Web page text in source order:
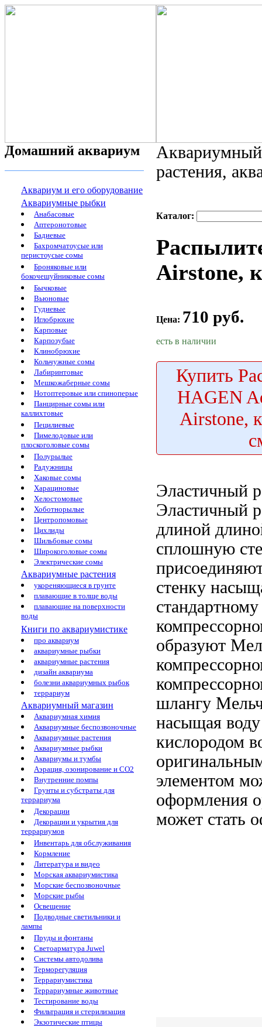
Домашний аквариум
Аквариум и его оборудование
Аквариумные рыбки
Анабасовые
Аптеронотовые
Бадиевые
Бахромчатоусые или
перистоусые сомы
Броняковые или
бокочешуйниковые сомы
Бычковые
Вьюновые
Гудиевые
Иглобрюхие
Карповые
Карпозубые
Клинобрюхие
Кольчужные сомы
Лабиринтовые
Мешкожаберные сомы
Нотоптеровые или спиноперые
Панцирные сомы или
каллихтовые
Пецилиевые
Пимелодовые или
плоскоголовые сомы
Полурылые
Радужницы
Хаковые сомы
Харациновые
Хелостомовые
Хоботнорылые
Центропомовые
Цихлиды
Шильбовые сомы
Широкоголовые сомы
Электрические сомы
Аквариумные растения
укореняющиеся в грунте
плавающие в толще воды
плавающие на поверхности
воды
Книги по аквариумистике
про аквариум
аквариумные рыбки
аквариумные растения
дизайн аквариума
болезни аквариумных рыбок
террариум
Аквариумный магазин
Аквариумная химия
Аквариумные беспозвоночные
Аквариумные растения
Аквариумные рыбки
Аквариумы и тумбы
Аэрация, озонирование и CO2
Внутренние помпы
Грунты и субстраты для
террариума
Декорации
Декорации и укрытия для
террариумов
Инвентарь для обслуживания
Кормление
Литература и видео
Морская аквариумистика
Морские беспозвоночные
Морские рыбы
Освещение
Подводные светильники и
лампы
Пруды и фонтаны
Светоарматура Juwel
Системы автодолива
Терморегуляция
Террариумистика
Террариумные животные
Тестирование воды
Фильтрация и стерилизация
Экзотические птицы
растения,
Каталог:
Airstone,
Цена: 710 руб.
есть в наличии
Купить
HAGEN
Airstone,
Эластичный
Эластичный
длиной
сплошную
стенку
образуют
шлангу
насыщая воду
кислородом
элементом
оформления
может стать